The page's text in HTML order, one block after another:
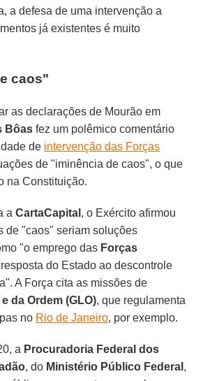
a defesa de uma intervenção a
já existentes é muito
caos"
as declarações de Mourão em
Bôas fez um polêmico comentário
de intervenção das Forças
de "iminência de caos", o que
na Constituição.
aCartaCapital , o Exército afirmou
de "caos" seriam soluções
"o emprego das Forças
do Estado ao descontrole
A Força cita as missões de
da Ordem (GLO), que regulamenta
no Rio de Janeiro, por exemplo.
a Procuradoria Federal dos
, do Ministério Público Federal ,